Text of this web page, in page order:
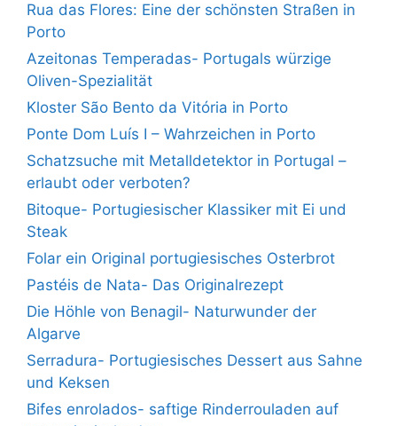
Rua das Flores: Eine der schönsten Straßen in
Porto
Azeitonas Temperadas- Portugals würzige
Oliven-Spezialität
Kloster São Bento da Vitória in Porto
Ponte Dom Luís I – Wahrzeichen in Porto
Schatzsuche mit Metalldetektor in Portugal –
erlaubt oder verboten?
Bitoque- Portugiesischer Klassiker mit Ei und
Steak
Folar ein Original portugiesisches Osterbrot
Pastéis de Nata- Das Originalrezept
Die Höhle von Benagil- Naturwunder der
Algarve
Serradura- Portugiesisches Dessert aus Sahne
und Keksen
Bifes enrolados- saftige Rinderrouladen auf